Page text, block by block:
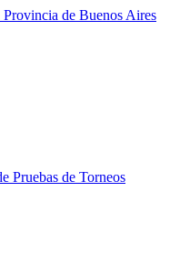
Pruebas de Torneos